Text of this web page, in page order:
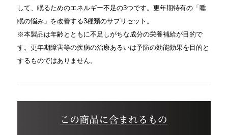
して、眠るためのエネルギー不足の3つです。更年期特有の「睡
眠の悩み」を改善する3種類のサプリセット。
※本製品は年齢とともに不足しがちな成分の栄養補給が目的で
す。更年期障害等の疾病の治療あるいは予防の効能効果を目的と
するものではありません。